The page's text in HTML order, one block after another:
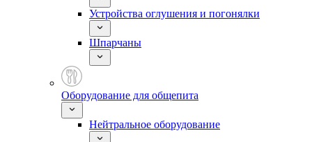
Устройства оглушения и погонялки
Шпарчаны
Оборудование для общепита
Нейтральное оборудование